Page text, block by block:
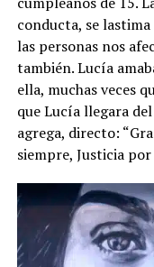
conducta, se
las personas nos
también. Lucía
ella, muchas veces
que Lucía llegara
agrega, directo:
siempre, Justicia por